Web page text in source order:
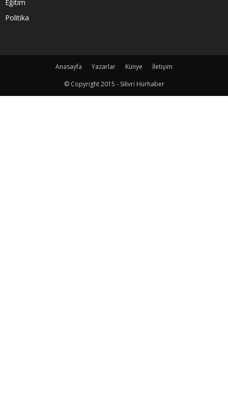
Eğitim
Politika
Anasayfa Yazarlar Künye
İletişim
© Copyright 2015 - Silivri Hürhaber